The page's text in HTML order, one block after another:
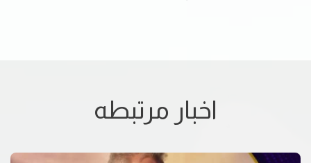
اخبار مرتبطه